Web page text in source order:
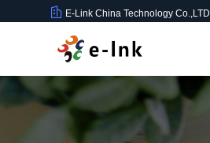
E-Link China Technology Co.,LTD